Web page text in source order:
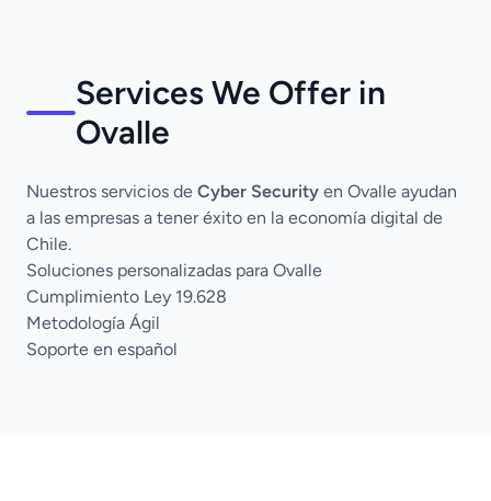
Services We Offer in
Ovalle
Nuestros servicios de Cyber Security en Ovalle ayudan
a las empresas a tener éxito en la economía digital de
Chile.
Soluciones personalizadas para Ovalle
Cumplimiento Ley 19.628
Metodología Ágil
Soporte en español